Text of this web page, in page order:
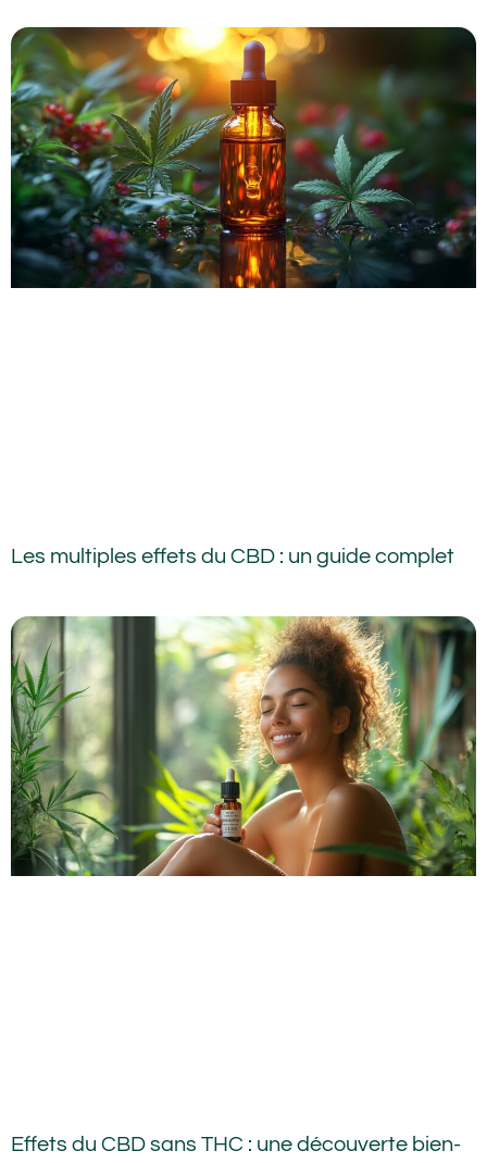
Les multiples effets du CBD : un guide complet
Effets du CBD sans THC : une découverte bien-